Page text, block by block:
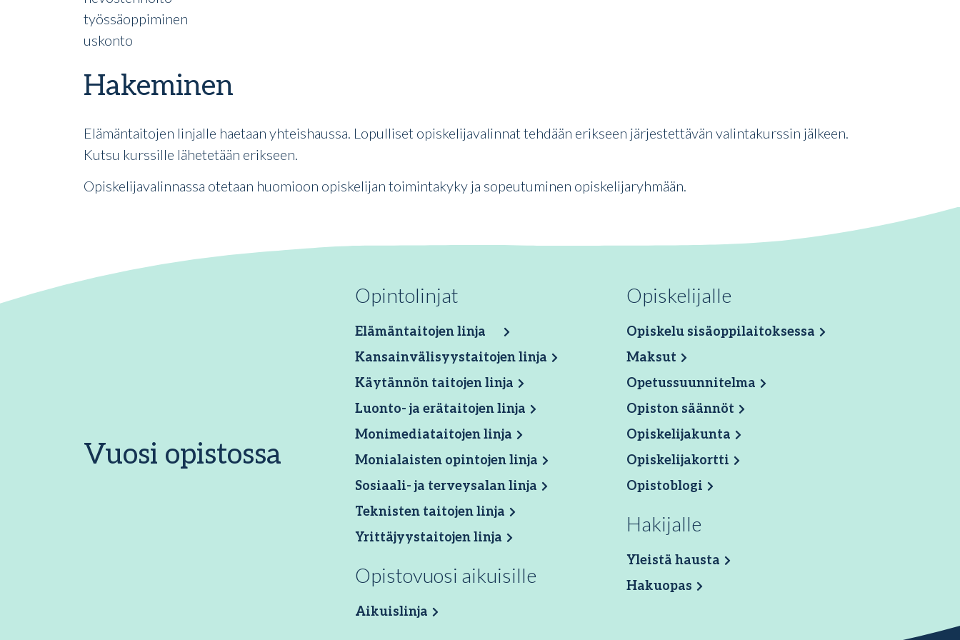
työssäoppiminen
uskonto
Hakeminen
Elämäntaitojen linjalle haetaan yhteishaussa. Lopulliset opiskelijavalinnat tehdään erikseen järjestettävän valintakurssin jälkeen.
Kutsu kurssille lähetetään erikseen.
Opiskelijavalinnassa otetaan huomioon opiskelijan toimintakyky ja sopeutuminen opiskelijaryhmään.
Vuosi opistossa
Opintolinjat
Elämäntaitojen linja
Kansainvälisyystaitojen linja
Käytännön taitojen linja
Luonto- ja erätaitojen linja
Monimediataitojen linja
Monialaisten opintojen linja
Sosiaali- ja terveysalan linja
Teknisten taitojen linja
Yrittäjyystaitojen linja
Opistovuosi aikuisille
Aikuislinja
Opiskelijalle
Opiskelu sisäoppilaitoksessa
Maksut
Opetussuunnitelma
Opiston säännöt
Opiskelijakunta
Opiskelijakortti
Opistoblogi
Hakijalle
Yleistä hausta
Hakuopas